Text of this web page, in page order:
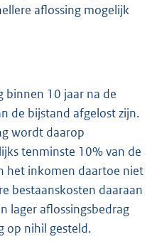
aflossing mogelijk
binnen 10 jaar na de
de bijstand afgelost zijn.
wordt daarop
tenminste 10% van de
het inkomen daartoe niet
bestaanskosten daaraan
lager aflossingsbedrag
op nihil gesteld.